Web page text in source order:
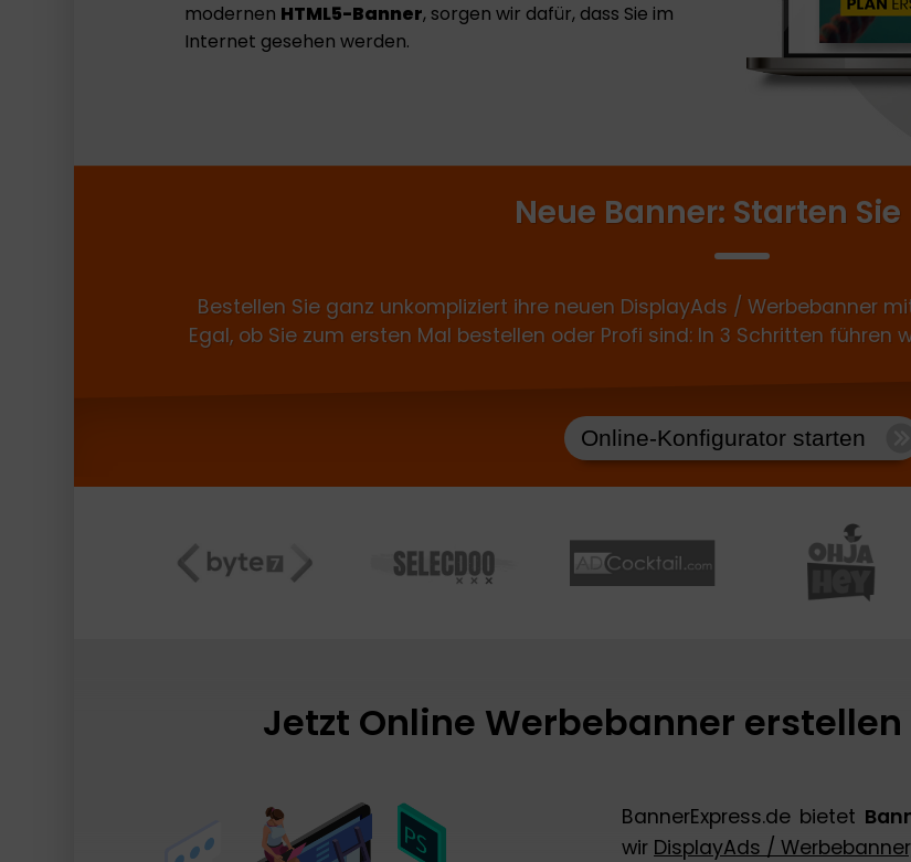
modernen HTML5-Banner, sorgen wir dafür, dass Sie im
Internet gesehen werden.
Neue Banner: Starten
Bestellen Sie ganz unkompliziert ihre neuen DisplayAds / Werbebanner
Egal, ob Sie zum ersten Mal bestellen oder Profi sind: In 3 Schritten
Jetzt Online Werbebanner
BannerExpress.de bietet
wir DisplayAds /